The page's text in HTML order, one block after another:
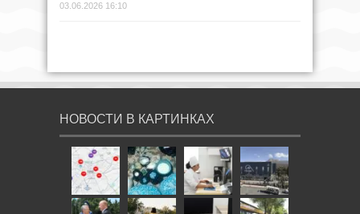
03.06.2026 16:10
НОВОСТИ В КАРТИНКАХ